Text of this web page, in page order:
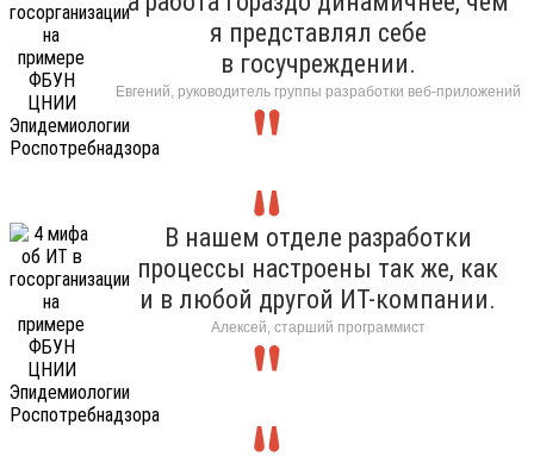
я представлял себе
в госучреждении.
Евгений, руководитель группы разработки веб-приложений
В нашем отделе разработки
процессы настроены так же, как
и в любой другой ИТ-компании.
Алексей, старший программист